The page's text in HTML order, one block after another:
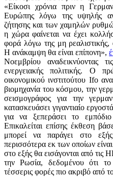
«Είκοσι χρόνια πριν η
Ευρώπης λόγω της υψηλής
ζήτησης και των χαμηλών
η χώρα φαίνεται να έχει
φορά λόγω της μη ρεαλιστικής,
Η ανάκαμψη θα είναι επίπονη»,
Νοεμβρίου αναδεικνύοντας
ενεργειακής πολιτικής. Ο
οικονομικού ινστιτούτου Ifo
βιομηχανία του κόσμου, την
σεισμογράφος για την
κατασκευάσει γιγαντιαίο
για να ξεπεράσει το
Επικαλείται επίσης έκθεση
μπορεί να παράγει στο
περισσότερα εκ των οποίων
στο εξής θα εισάγονται από
την Ρωσία, δεδομένου ότι το
τέσσερις φορές πιο ακριβό από